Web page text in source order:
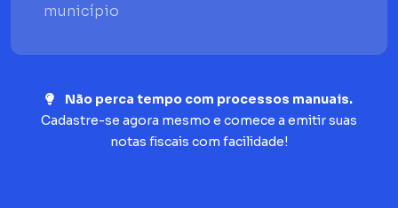
município
Não perca tempo com processos manuais.
Cadastre-se agora mesmo e comece a emitir suas
notas fiscais com facilidade!